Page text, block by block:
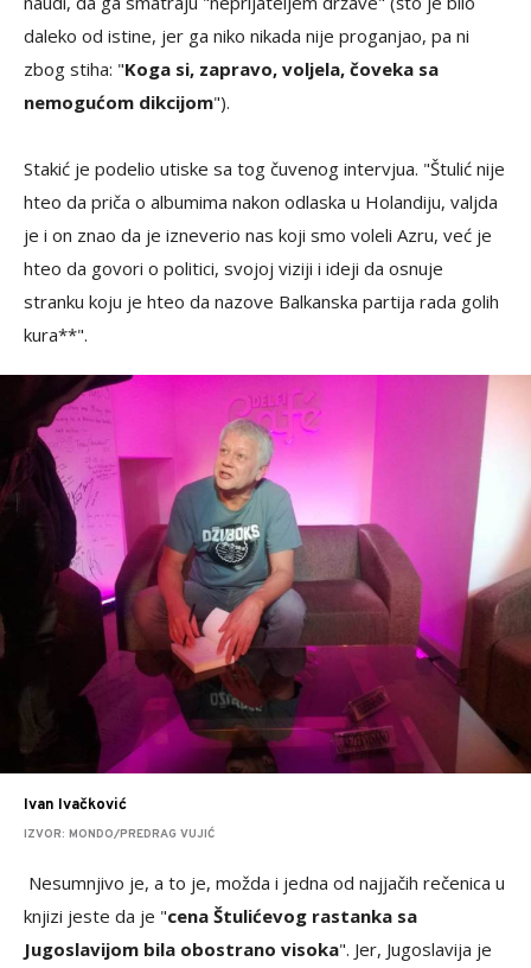
daleko od istine, jer ga niko nikada nije proganjao, pa ni
zbog stiha: "Koga si, zapravo, voljela, čoveka sa
nemogućom dikcijom").
Stakić je podelio utiske sa tog čuvenog intervjua. "Štulić nije
hteo da priča o albumima nakon odlaska u Holandiju, valjda
je i on znao da je izneverio nas koji smo voleli Azru, već je
hteo da govori o politici, svojoj viziji i ideji da osnuje
stranku koju je hteo da nazove Balkanska partija rada golih
kura**".
Ivan Ivačković
IZVOR: MONDO/PREDRAG VUJIĆ
Nesumnjivo je, a to je, možda i jedna od najjačih rečenica u
knjizi jeste da je "cena Štulićevog rastanka sa
Jugoslavijom bila obostrano visoka". Jer, Jugoslavija je